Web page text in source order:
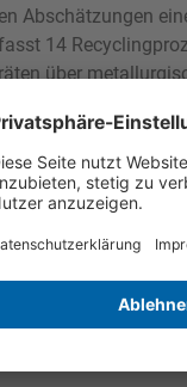
Abschätzungen
14
über
wichtigsten
an einem
Demontagetiefe
der
Design von